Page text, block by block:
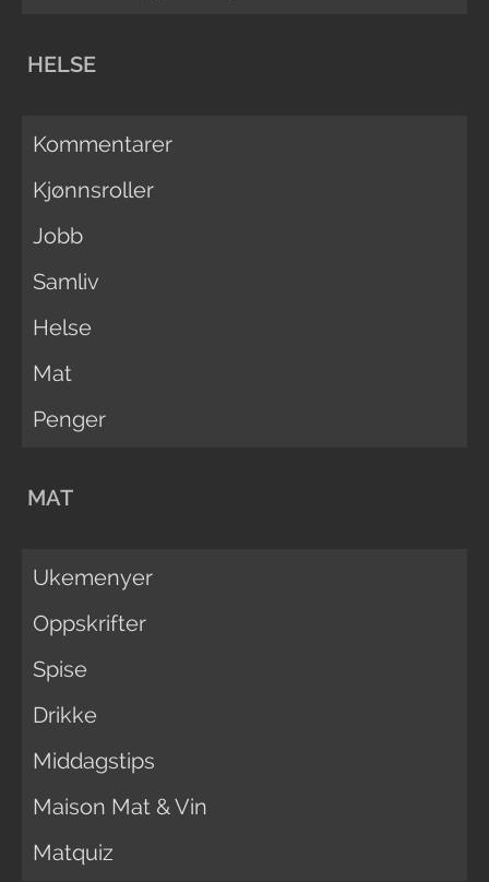
HELSE
Kommentarer
Kjønnsroller
Jobb
Samliv
Helse
Mat
Penger
MAT
Ukemenyer
Oppskrifter
Spise
Drikke
Middagstips
Maison Mat & Vin
Matquiz